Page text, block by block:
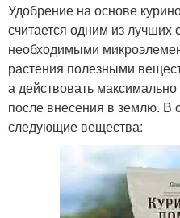
Удобрение на основе
считается одним из лучших
необходимыми
растения полезными
а действовать
после внесения в землю. В
следующие вещества: